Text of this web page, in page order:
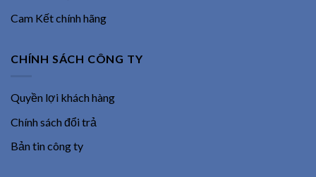
Cam Kết chính hãng
CHÍNH SÁCH CÔNG TY
Quyền lợi khách hàng
Chính sách đổi trả
Bản tin công ty